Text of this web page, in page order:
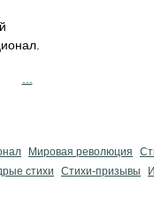
Мировая революция
стихи Стихи-призывы